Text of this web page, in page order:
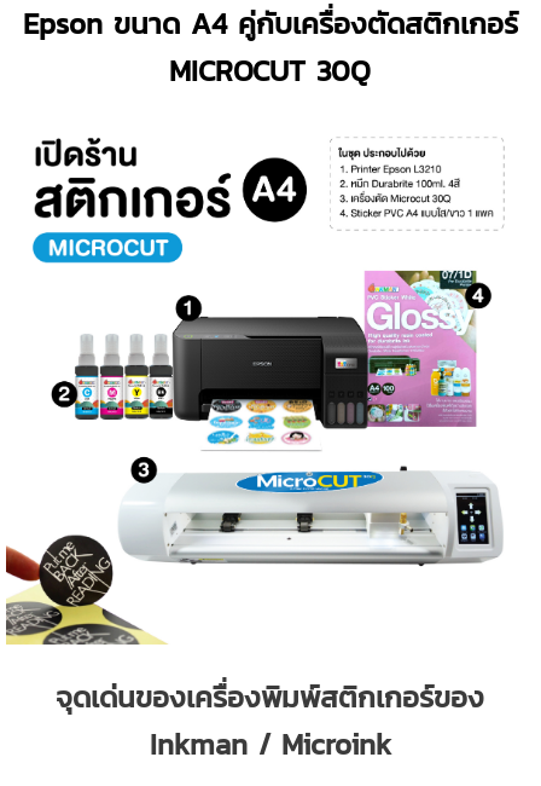
Epson ขนาด A4 คู่กับเครื่องตัดสติกเกอร์
MICROCUT 30Q
จุดเด่นของเครื่องพิมพ์สติกเกอร์ของ
Inkman / Microink